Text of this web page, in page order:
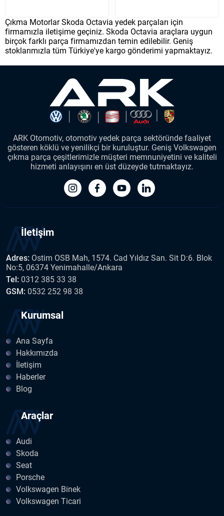
Çıkma Motorlar Skoda Octavia yedek parçaları için
firmamızla iletişime geçiniz. Skoda Octavia araçlara uygun
birçok farklı parça firmamızdan temin edilebilir. Geniş
stoklarımızla tüm Türkiye'ye kargo gönderimi yapmaktayız.
ARK Otomotiv, otomotiv yedek parça sektöründe faaliyet
gösteren köklü ve yenilikçi bir kuruluştur. Geniş Volkswagen
çıkma parça çeşitlerimizle müşteri memnuniyetini ve kaliteli
hizmeti anlayışını en üst düzeyde tutmaktayız.
İletişim
Adres: Ostim OSB Mah, 1574. Cad Yıldız San. Sit D:6. Blok
No:5, 06374 Yenimahalle/Ankara
Tel: 0312 385 33 38
GSM: 0532 252 98 38
Kurumsal
Ana Sayfa
Hakkımızda
İletişim
Haberler
Blog
Araçlar
Audi
Skoda
Seat
Porsche
Volkswagen Binek
Volkswagen Ticari